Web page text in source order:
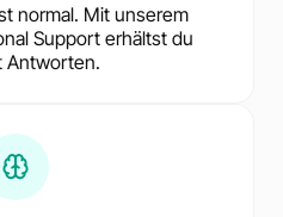
normal. Mit unserem
Support erhältst du
Antworten.